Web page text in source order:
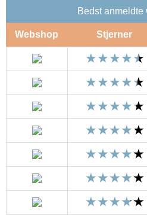
Bedst anmeldte
Webshop Stjerner